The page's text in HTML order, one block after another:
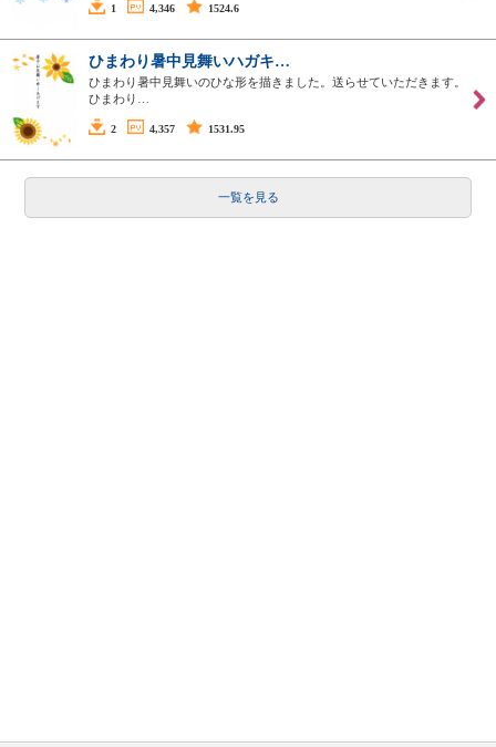
1 4,346 1524.6
ひまわり暑中見舞いハガキ…
ひまわり暑中見舞いのひな形を描きました。送らせていただきます。
ひまわり…
2 4,357 1531.95
一覧を見る